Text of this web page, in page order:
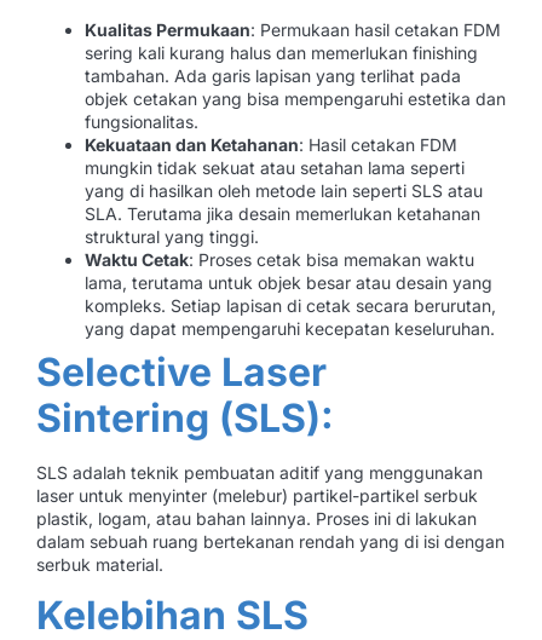
Kualitas Permukaan: Permukaan hasil cetakan FDM
sering kali kurang halus dan memerlukan finishing
tambahan. Ada garis lapisan yang terlihat pada
objek cetakan yang bisa mempengaruhi estetika dan
fungsionalitas.
Kekuataan dan Ketahanan: Hasil cetakan FDM
mungkin tidak sekuat atau setahan lama seperti
yang di hasilkan oleh metode lain seperti SLS atau
SLA. Terutama jika desain memerlukan ketahanan
struktural yang tinggi.
Waktu Cetak: Proses cetak bisa memakan waktu
lama, terutama untuk objek besar atau desain yang
kompleks. Setiap lapisan di cetak secara berurutan,
yang dapat mempengaruhi kecepatan keseluruhan.
Selective Laser
Sintering (SLS):
SLS adalah teknik pembuatan aditif yang menggunakan
laser untuk menyinter (melebur) partikel-partikel serbuk
plastik, logam, atau bahan lainnya. Proses ini di lakukan
dalam sebuah ruang bertekanan rendah yang di isi dengan
serbuk material.
Kelebihan SLS